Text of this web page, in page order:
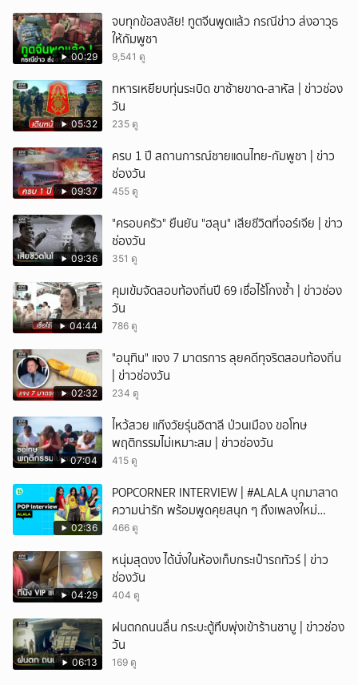
00:29
จบทุกข้อสงสัย! ทูตจีนพูดแล้ว กรณีข่าว ส่งอาวุธ
ให้กัมพูชา
9,541 ดู
05:32
ทหารเหยียบทุ่นระเบิด ขาซ้ายขาด-สาหัส | ข่าวช่อง
วัน
235 ดู
09:37
ครบ 1 ปี สถานการณ์ชายแดนไทย-กัมพูชา | ข่าว
ช่องวัน
455 ดู
09:36
"ครอบครัว" ยืนยัน "ฮลุน" เสียชีวิตที่จอร์เจีย | ข่าว
ช่องวัน
351 ดู
04:44
คุมเข้มจัดสอบท้องถิ่นปี 69 เชื่อไร้โกงซ้ำ | ข่าวช่อง
วัน
786 ดู
02:32
"อนุทิน" แจง 7 มาตรการ ลุยคดีทุจริตสอบท้องถิ่น
| ข่าวช่องวัน
234 ดู
07:04
ไหว้สวย แก๊งวัยรุ่นอิตาลี ป่วนเมือง ขอโทษ
พฤติกรรมไม่เหมาะสม | ข่าวช่องวัน
415 ดู
02:36
POPCORNER INTERVIEW | #ALALA บุกมาสาด
ความน่ารัก พร้อมพูดคุยสนุก ๆ ถึงเพลงใหม่
'ON&OFF'
466 ดู
04:29
หนุ่มสุดงง ได้นั่งในห้องเก็บกระเป๋ารถทัวร์ | ข่าว
ช่องวัน
404 ดู
06:13
ฝนตกถนนลื่น กระบะตู้ทึบพุ่งเข้าร้านชาบู | ข่าวช่อง
วัน
169 ดู